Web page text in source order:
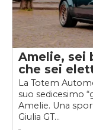
Amelie, sei
che sei
La Totem
suo sedicesimo
Amelie. Una
Giulia GT...